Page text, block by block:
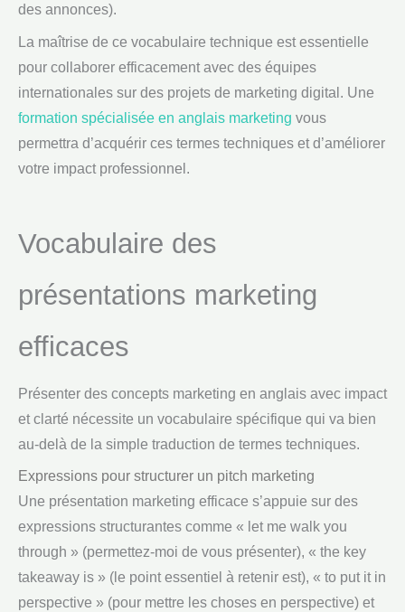
des annonces).
La maîtrise de ce vocabulaire technique est essentielle
pour collaborer efficacement avec des équipes
internationales sur des projets de marketing digital. Une
formation spécialisée en anglais marketing vous
permettra d’acquérir ces termes techniques et d’améliorer
votre impact professionnel.
Vocabulaire des
présentations marketing
efficaces
Présenter des concepts marketing en anglais avec impact
et clarté nécessite un vocabulaire spécifique qui va bien
au-delà de la simple traduction de termes techniques.
Expressions pour structurer un pitch marketing
Une présentation marketing efficace s’appuie sur des
expressions structurantes comme « let me walk you
through » (permettez-moi de vous présenter), « the key
takeaway is » (le point essentiel à retenir est), « to put it in
perspective » (pour mettre les choses en perspective) et